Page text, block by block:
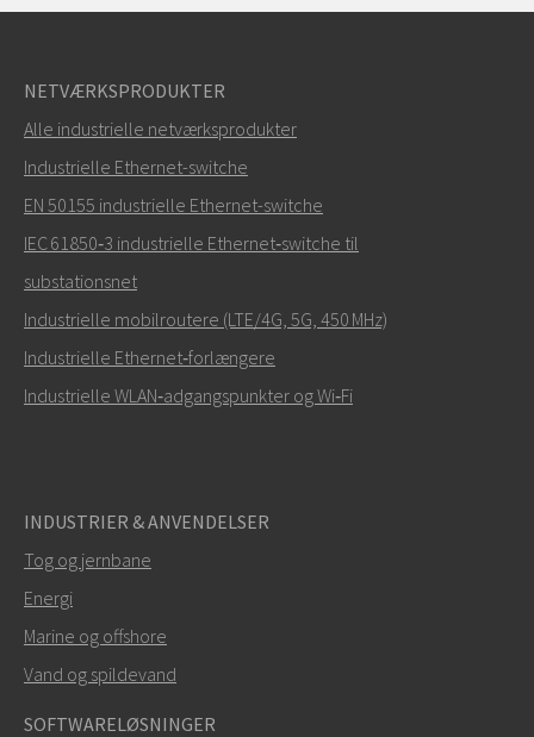
NETVÆRKSPRODUKTER
Alle industrielle netværksprodukter
Industrielle Ethernet-switche
EN 50155 industrielle Ethernet-switche
IEC 61850‑3 industrielle Ethernet‑switche til
substationsnet
Industrielle mobilroutere (LTE/4G, 5G, 450 MHz)
Industrielle Ethernet‑forlængere
Industrielle WLAN‑adgangspunkter og Wi‑Fi
INDUSTRIER & ANVENDELSER
Tog og jernbane
Energi
Marine og offshore
Vand og spildevand
SOFTWARELØSNINGER